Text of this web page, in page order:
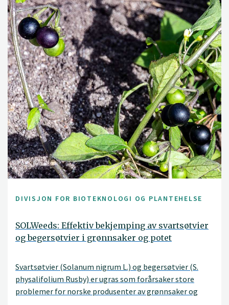
DIVISJON FOR BIOTEKNOLOGI OG PLANTEHELSE
SOLWeeds: Effektiv bekjemping av svartsøtvier
og begersøtvier i grønnsaker og potet
Svartsøtvier (Solanum nigrum L.) og begersøtvier (S.
physalifolium Rusby) er ugras som forårsaker store
problemer for norske produsenter av grønnsaker og